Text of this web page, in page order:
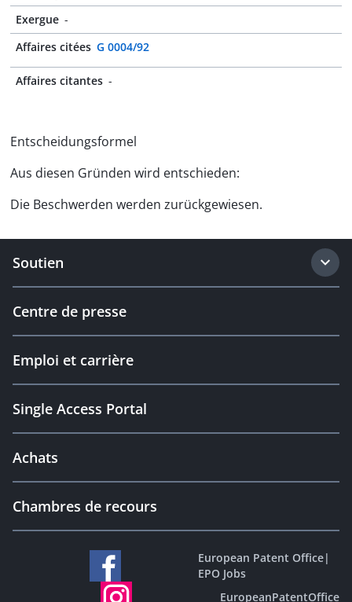
Exergue -
Affaires citées G 0004/92
Affaires citantes -
Entscheidungsformel
Aus diesen Gründen wird entschieden:
Die Beschwerden werden zurückgewiesen.
Soutien
Centre de presse
Emploi et carrière
Single Access Portal
Achats
Chambres de recours
European Patent Office|
EPO Jobs
EuropeanPatentOffice